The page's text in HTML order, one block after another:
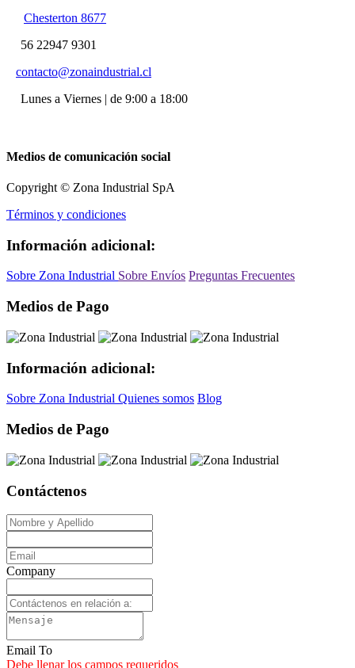
Chesterton 8677
56 22947 9301
contacto@zonaindustrial.cl
Lunes a Viernes | de 9:00 a 18:00
Medios de comunicación social
Copyright © Zona Industrial SpA
Términos y condiciones
Información adicional:
Sobre Zona Industrial Sobre Envíos Preguntas Frecuentes
Medios de Pago
Información adicional:
Sobre Zona Industrial Quienes somos Blog
Medios de Pago
Contáctenos
Company
Email To
Debe llenar los campos requeridos